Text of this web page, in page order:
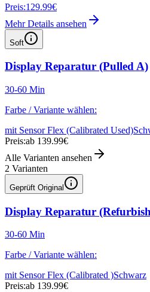
Preis:129.99€
Mehr Details ansehen
Soft
Display Reparatur (Pulled A)
30-60 Min
Farbe / Variante wählen:
mit Sensor Flex (Calibrated Used)
Preis:ab 139.99€
Alle Varianten ansehen
2 Varianten
Geprüft Original
Display Reparatur
30-60 Min
Farbe / Variante wählen:
mit Sensor Flex (Calibrated )Schwarz
Preis:ab 139.99€